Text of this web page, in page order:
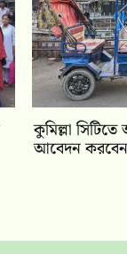
কুমিল্লা
আবেদন করবেন